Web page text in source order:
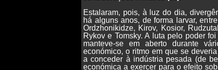
Estalaram, pois, à luz do dia,
há alguns anos, de forma larvar,
Ordzhonikidze, Kirov, Kosior,
Rykov e Tomsky. A luta pelo poder
manteve-se em aberto durante
económico, o ritmo em que se
a conceder à indústria pesada (de
económica a exercer para o efeito